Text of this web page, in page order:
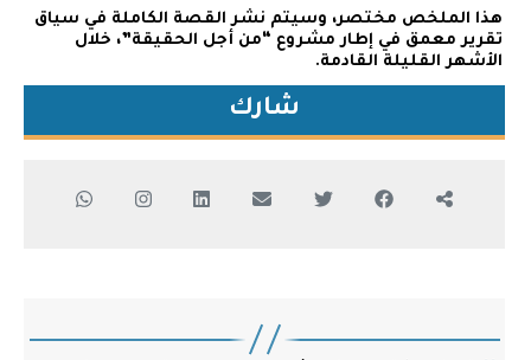
هذا الملخص مختصر، وسيتم نشر القصة الكاملة في سياق
تقرير معمق في إطار مشروع “من أجل الحقيقة”، خلال
الأشهر القليلة القادمة.
شارك